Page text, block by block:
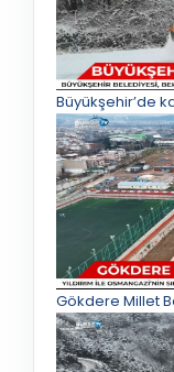
Büyükşehir’de
Gökdere Millet